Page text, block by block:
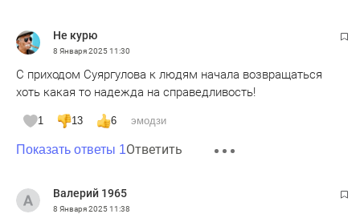
Не курю
8 Января 202511:30
С приходом Суяргулова к людям начала возвращаться
хоть какая то надежда на справедливость!
1 13 6 эмодзи
Показать ответы 1Ответить
Валерий 1965
8 Января 202511:38